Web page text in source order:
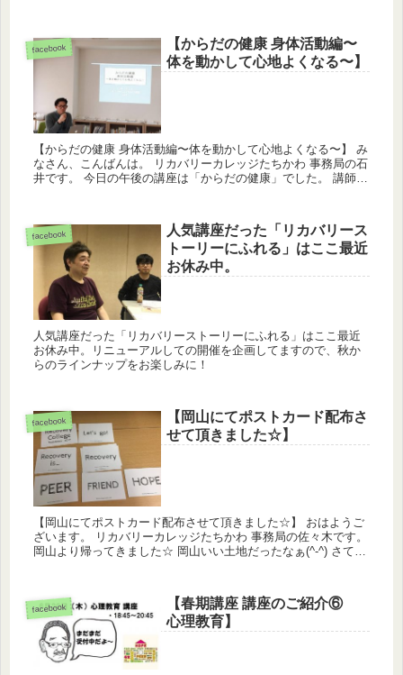
facebook
【からだの健康 身体活動編〜
体を動かして心地よくなる〜】
【からだの健康 身体活動編〜体を動かして心地よくなる〜】 み
なさん、こんばんは。 リカバリーカレッジたちかわ 事務局の石
井です。 今日の午後の講座は「からだの健康」でした。 講師
facebook
人気講座だった「リカバリース
トーリーにふれる」はここ最近
お休み中。
人気講座だった「リカバリーストーリーにふれる」はここ最近
お休み中。リニューアルしての開催を企画してますので、秋か
らのラインナップをお楽しみに！
facebook
【岡山にてポストカード配布さ
せて頂きました☆】
【岡山にてポストカード配布させて頂きました☆】 おはようご
ざいます。 リカバリーカレッジたちかわ 事務局の佐々木です。
岡山より帰ってきました☆ 岡山いい土地だったなぁ(^-^) さて、
facebook
【春期講座 講座のご紹介⑥
心理教育】